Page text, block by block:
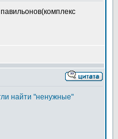
найти "ненужные"